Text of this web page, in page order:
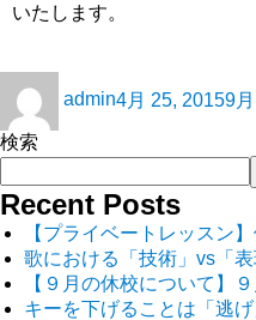
いたします。
admin4月 25, 20159
検索
Recent Posts
【プライベートレッスン
歌における「技術」vs「表
【９月の休校について】
キーを下げることは「逃